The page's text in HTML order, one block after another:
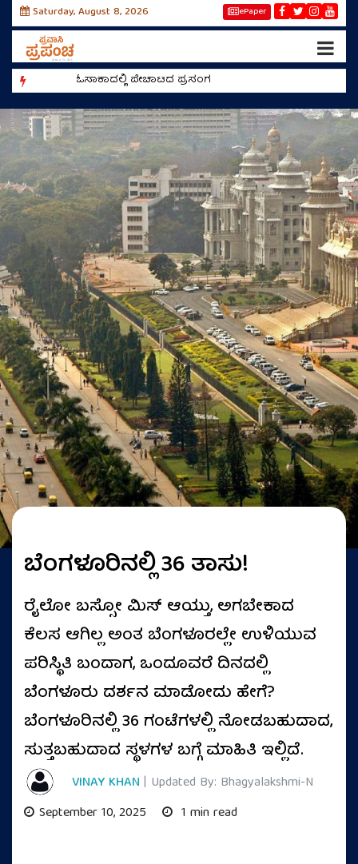
Saturday, August 8, 2026 ePaper
ಓಸಾಕಾದಲ್ಲಿ ಪೇಚಾಟದ ಪ್ರಸಂಗ
ಬೆಂಗಳೂರಿನಲ್ಲಿ 36 ತಾಸು!
ರೈಲೋ ಬಸ್ಸೋ ಮಿಸ್ ಆಯ್ತು, ಅಗಬೇಕಾದ
ಕೆಲಸ ಆಗಿಲ್ಲ ಅಂತ ಬೆಂಗಳೂರಲ್ಲೇ ಉಳಿಯುವ
ಪರಿಸ್ಥಿತಿ ಬಂದಾಗ, ಒಂದೂವರೆ ದಿನದಲ್ಲಿ
ಬೆಂಗಳೂರು ದರ್ಶನ ಮಾಡೋದು ಹೇಗೆ?
ಬೆಂಗಳೂರಿನಲ್ಲಿ 36 ಗಂಟೆಗಳಲ್ಲಿ ನೋಡಬಹುದಾದ,
ಸುತ್ತಬಹುದಾದ ಸ್ಥಳಗಳ ಬಗ್ಗೆ ಮಾಹಿತಿ ಇಲ್ಲಿದೆ.
VINAY KHAN | Updated By: Bhagyalakshmi-N
September 10, 2025
1 min read